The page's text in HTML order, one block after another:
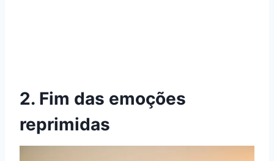
2. Fim das emoções
reprimidas